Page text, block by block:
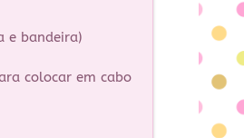
e bandeira)
colocar em cabo